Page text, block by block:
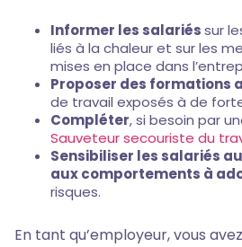
Informer les salariéssur
liés à la chaleur et sur les
mises en place dans
Proposer des formations
de travail exposés à de
Compléter, si besoin par
Sauveteur secouriste du
Sensibiliser les salariés
aux comportements à
risques.
En tant qu’employeur, vous